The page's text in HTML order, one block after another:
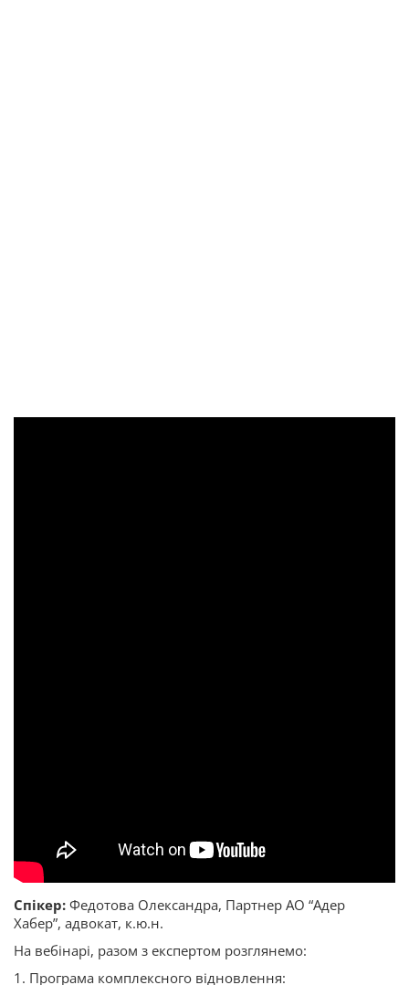
Спікер: Федотова Олександра, Партнер АО “Адер
Хабер”, адвокат, к.ю.н.
На вебінарі, разом з експертом розглянемо:
1. Програма комплексного відновлення: